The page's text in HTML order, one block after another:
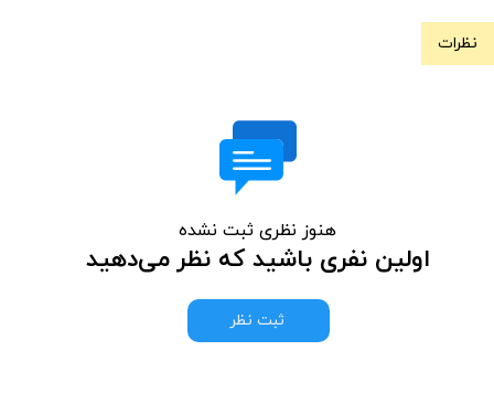
نظرات
هنوز نظری ثبت نشده
اولین نفری باشید که نظر می‌دهید
ثبت نظر